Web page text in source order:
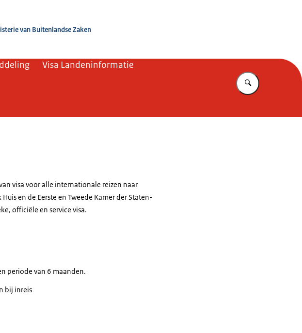
van Buitenlandse Zaken
Visa Landeninformatie
Vul in wat u
visa voor alle internationale reizen naar
en de Eerste en Tweede Kamer der Staten-
officiële en service visa.
periode van 6 maanden.
bij inreis